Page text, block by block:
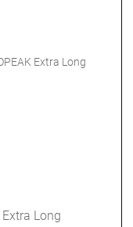
Long